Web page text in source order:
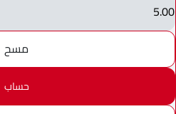
5.00
مسح
حساب